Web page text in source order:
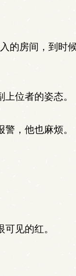
的房间，到时
位者的姿态。
，他也麻烦。
见的红。